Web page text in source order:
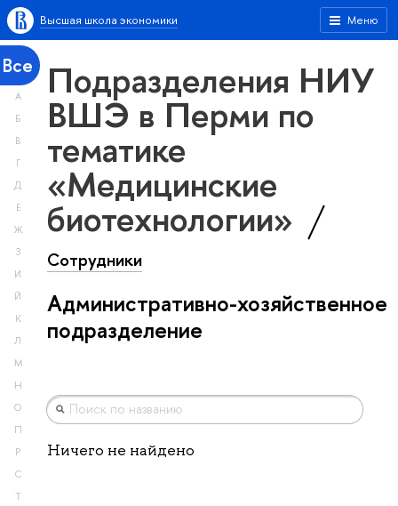
Меню
Высшая школа экономики
Все
А
Б
В
Г
Д
Е
Ж
З
И
Й
К
Л
М
Н
О
П
Р
С
Т
Подразделения НИУ
ВШЭ в Перми по
тематике
«Медицинские
биотехнологии»
Сотрудники
Административно-хозяйственное
подразделение
Ничего не найдено